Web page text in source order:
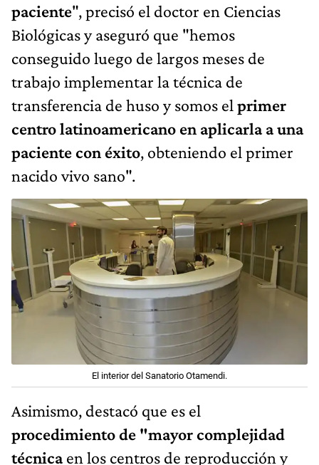
paciente", precisó el doctor en Ciencias
Biológicas y aseguró que "hemos
conseguido luego de largos meses de
trabajo implementar la técnica de
transferencia de huso y somos el primer
centro latinoamericano en aplicarla a una
paciente con éxito, obteniendo el primer
nacido vivo sano".
El interior del Sanatorio Otamendi.
Asimismo, destacó que es el
procedimiento de "mayor complejidad
técnicaen los centros de reproducción y